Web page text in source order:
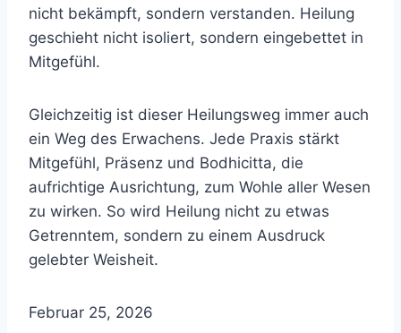
nicht bekämpft, sondern verstanden. Heilung
geschieht nicht isoliert, sondern eingebettet in
Mitgefühl.
Gleichzeitig ist dieser Heilungsweg immer auch
ein Weg des Erwachens. Jede Praxis stärkt
Mitgefühl, Präsenz und Bodhicitta, die
aufrichtige Ausrichtung, zum Wohle aller Wesen
zu wirken. So wird Heilung nicht zu etwas
Getrenntem, sondern zu einem Ausdruck
gelebter Weisheit.
Februar 25, 2026